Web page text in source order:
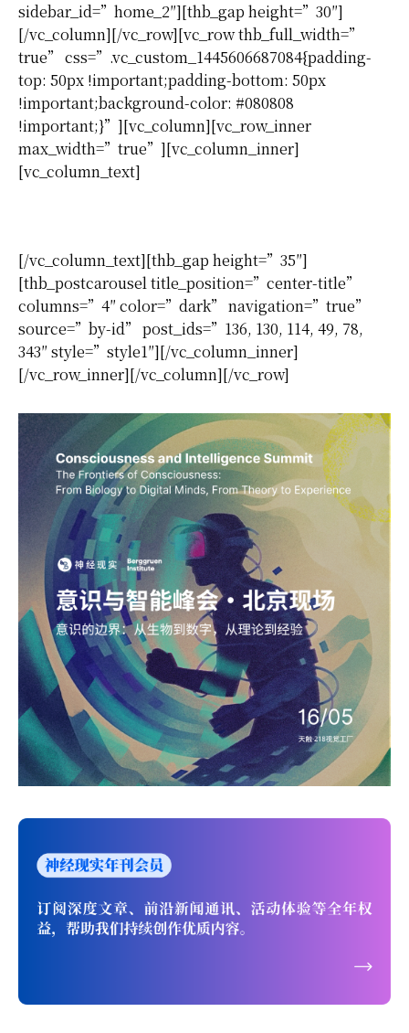
sidebar_id=”home_2″][thb_gap height=”30″]
[/vc_column][/vc_row][vc_row thb_full_width=”
true” css=”.vc_custom_1445606687084{padding-
top: 50px !important;padding-bottom: 50px
!important;background-color: #080808
!important;}”][vc_column][vc_row_inner
max_width=”true”][vc_column_inner]
[vc_column_text]
[/vc_column_text][thb_gap height=”35″]
[thb_postcarousel title_position=”center-title”
columns=”4″ color=”dark” navigation=”true”
source=”by-id” post_ids=”136, 130, 114, 49, 78,
343″ style=”style1″][/vc_column_inner]
[/vc_row_inner][/vc_column][/vc_row]